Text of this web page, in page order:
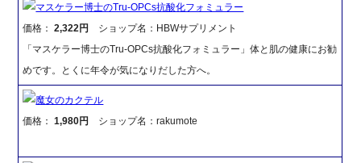
マスケラー博士のTru-OPCs抗酸化フォミュラー
価格：2,322円
ショップ名：HBWサプリメント
「マスケラー博士のTru-OPCs抗酸化フォミュラー」体と肌の健康にお勧
めです。とくに年令が気になりだした方へ。
魔女のカクテル
価格：1,980円 ショップ名：rakumote